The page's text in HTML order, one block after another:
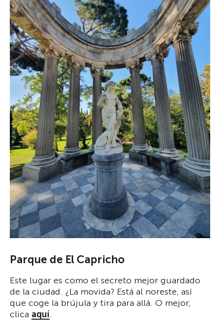
Parque de El Capricho
Este lugar es como el secreto mejor guardado
de la ciudad. ¿La movida? Está al noreste, así
que coge la brújula y tira para allá. O mejor,
clica aquí.